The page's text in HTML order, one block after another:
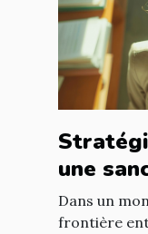
une
Dans un
frontière